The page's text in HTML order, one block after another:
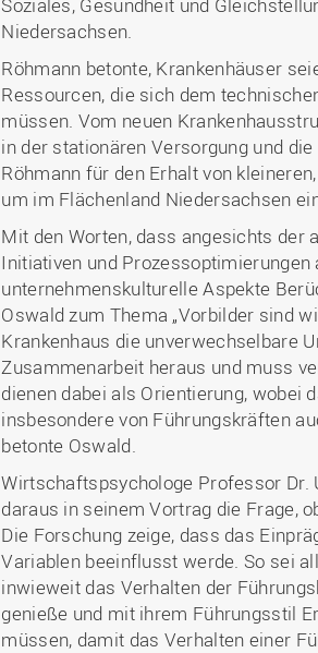
Niedersachsen.
Röhmann betonte, Krankenhäuser
Ressourcen, die sich dem
müssen. Vom neuen
in der stationären Versorgung und
Röhmann für den Erhalt von
um im Flächenland Niedersachsen
Mit den Worten, dass angesichts der
Initiativen und
unternehmenskulturelle Aspekte
Oswald zum Thema „Vorbilder sind
Krankenhaus die unverwechselbare
Zusammenarbeit heraus und muss
dienen dabei als Orientierung, wobei
insbesondere von Führungskräften
betonte Oswald.
Wirtschaftspsychologe Professor Dr.
daraus in seinem Vortrag die Frage,
Die Forschung zeige, dass das
Variablen beeinflusst werde. So sei
inwieweit das Verhalten der
genieße und mit ihrem Führungsstil
müssen, damit das Verhalten einer